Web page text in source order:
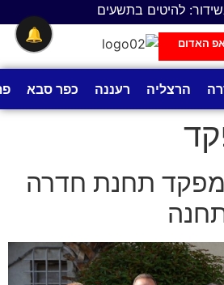
להיטים בתשעים
האדום
הרצליה רעננה כפר סבא
מפקד תחנת חדרה
🔔